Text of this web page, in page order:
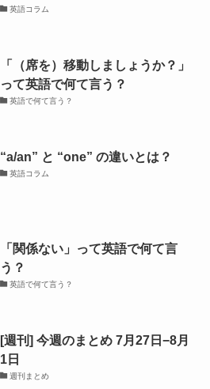
英語コラム
「（席を）移動しましょうか？」
って英語で何て言う？
英語で何て言う？
“a/an” と “one” の違いとは？
英語コラム
「関係ない」って英語で何て言
う？
英語で何て言う？
[週刊] 今週のまとめ 7月27日−8月
1日
週刊まとめ